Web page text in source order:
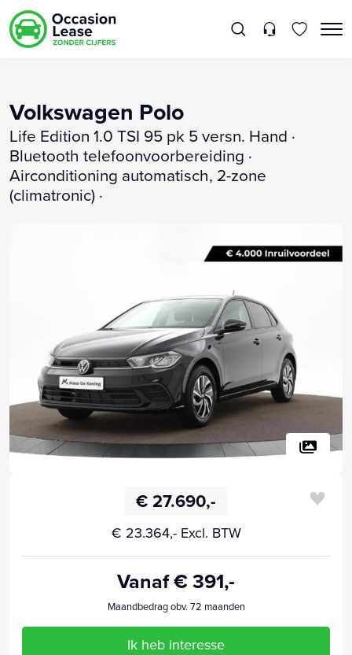
Volkswagen Polo
Life Edition 1.0 TSI 95 pk 5 versn. Hand ·
Bluetooth telefoonvoorbereiding ·
Airconditioning automatisch, 2-zone
(climatronic) ·
€ 27.690,-
€ 23.364,- Excl. BTW
Vanaf € 391,-
Maandbedrag obv. 72 maanden
Ik heb interesse